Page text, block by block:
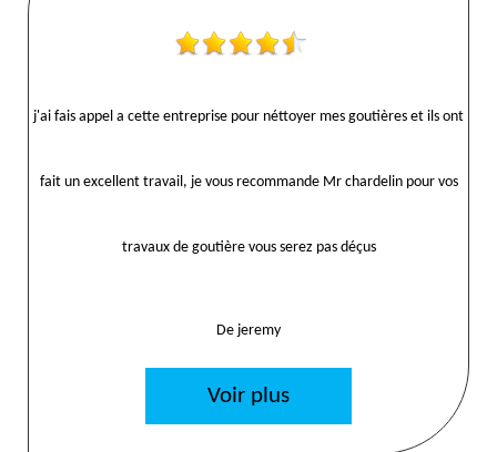
j'ai fais appel a cette entreprise pour néttoyer mes goutières et ils ont
fait un excellent travail, je vous recommande Mr chardelin pour vos
travaux de goutière vous serez pas déçus
De jeremy
Voir plus